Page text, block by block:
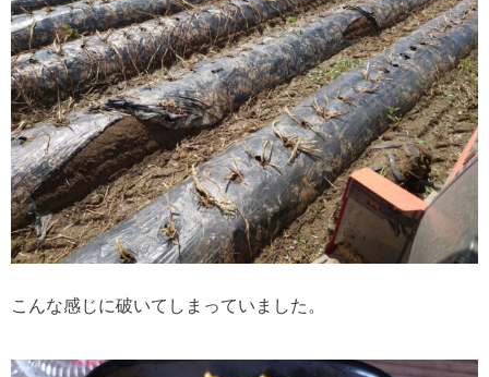
こんな感じに破いてしまっていました。